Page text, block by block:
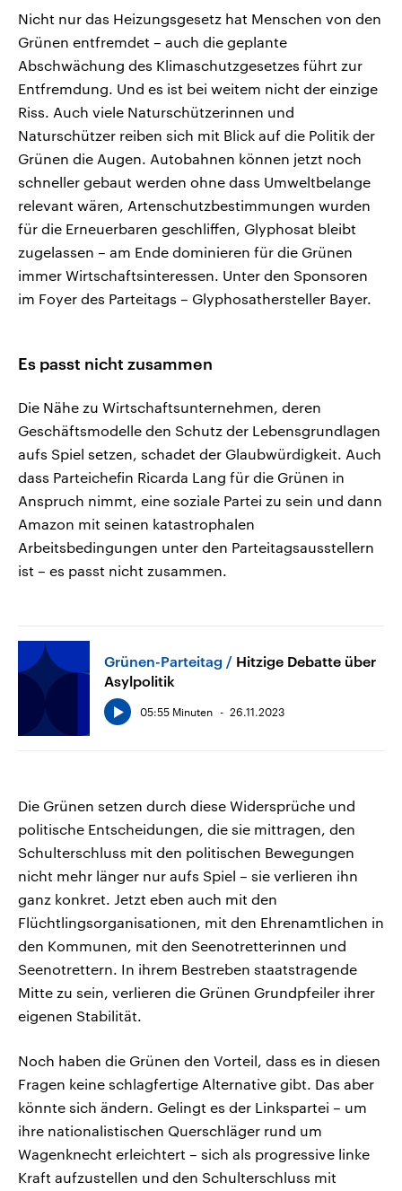
Nicht nur das Heizungsgesetz hat Menschen von den
Grünen entfremdet – auch die geplante
Abschwächung des Klimaschutzgesetzes führt zur
Entfremdung. Und es ist bei weitem nicht der einzige
Riss. Auch viele Naturschützerinnen und
Naturschützer reiben sich mit Blick auf die Politik der
Grünen die Augen. Autobahnen können jetzt noch
schneller gebaut werden ohne dass Umweltbelange
relevant wären, Artenschutzbestimmungen wurden
für die Erneuerbaren geschliffen, Glyphosat bleibt
zugelassen – am Ende dominieren für die Grünen
immer Wirtschaftsinteressen. Unter den Sponsoren
im Foyer des Parteitags – Glyphosathersteller Bayer.
Es passt nicht zusammen
Die Nähe zu Wirtschaftsunternehmen, deren
Geschäftsmodelle den Schutz der Lebensgrundlagen
aufs Spiel setzen, schadet der Glaubwürdigkeit. Auch
dass Parteichefin Ricarda Lang für die Grünen in
Anspruch nimmt, eine soziale Partei zu sein und dann
Amazon mit seinen katastrophalen
Arbeitsbedingungen unter den Parteitagsausstellern
ist – es passt nicht zusammen.
Grünen-Parteitag
Hitzige Debatte über
Asylpolitik
05:55 Minuten 26.11.2023
Die Grünen setzen durch diese Widersprüche und
politische Entscheidungen, die sie mittragen, den
Schulterschluss mit den politischen Bewegungen
nicht mehr länger nur aufs Spiel – sie verlieren ihn
ganz konkret. Jetzt eben auch mit den
Flüchtlingsorganisationen, mit den Ehrenamtlichen in
den Kommunen, mit den Seenotretterinnen und
Seenotrettern. In ihrem Bestreben staatstragende
Mitte zu sein, verlieren die Grünen Grundpfeiler ihrer
eigenen Stabilität.
Noch haben die Grünen den Vorteil, dass es in diesen
Fragen keine schlagfertige Alternative gibt. Das aber
könnte sich ändern. Gelingt es der Linkspartei – um
ihre nationalistischen Querschläger rund um
Wagenknecht erleichtert – sich als progressive linke
Kraft aufzustellen und den Schulterschluss mit